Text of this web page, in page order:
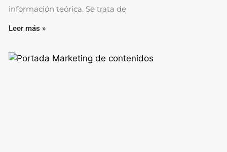
información teórica. Se trata de
Leer más »